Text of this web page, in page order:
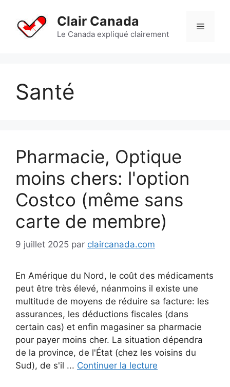
contenu
Clair Canada
Le Canada expliqué clairement
Menu
Santé
Pharmacie, Optique
moins chers: l'option
Costco (même sans
carte de membre)
9 juillet 2025 par claircanada.com
En Amérique du Nord, le coût des médicaments
peut être très élevé, néanmoins il existe une
multitude de moyens de réduire sa facture: les
assurances, les déductions fiscales (dans
certain cas) et enfin magasiner sa pharmacie
pour payer moins cher. La situation dépendra
de la province, de l'État (chez les voisins du
Sud), de s'il ... Continuer la lecture